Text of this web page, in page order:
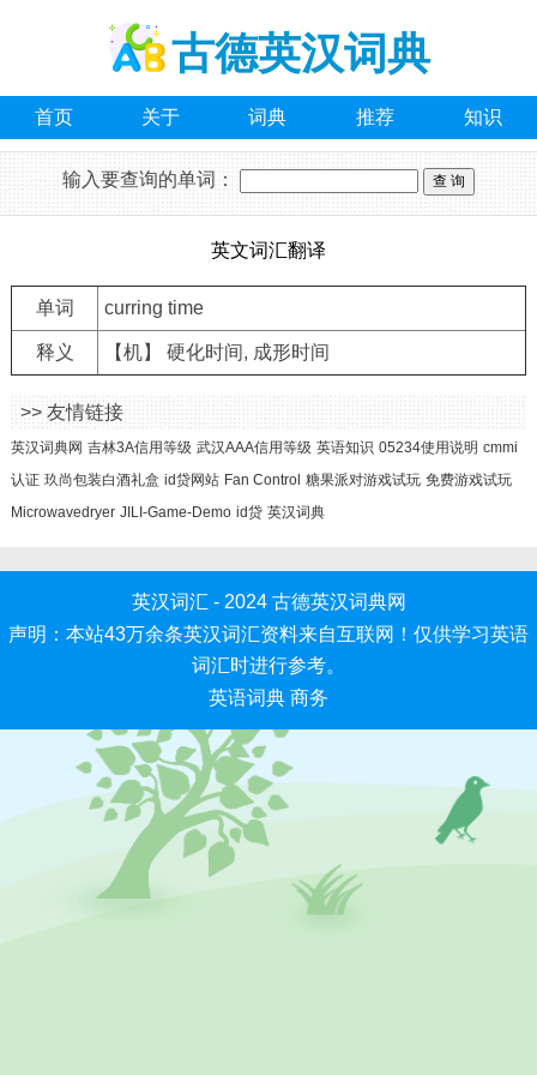
古德英汉词典
首页 关于 词典 推荐 知识
输入要查询的单词：
英文词汇翻译
单词 curring time
释义 【机】 硬化时间, 成形时间
>> 友情链接
英汉词典网 吉林3A信用等级 武汉AAA信用等级 英语知识 05234使用说明 cmmi
认证 玖尚包装白酒礼盒 id贷网站 Fan Control 糖果派对游戏试玩 免费游戏试玩
Microwavedryer JILI-Game-Demo id贷 英汉词典
英汉词汇 - 2024 古德英汉词典网
声明：本站43万余条英汉词汇资料来自互联网！仅供学习英语
词汇时进行参考。
英语词典 商务